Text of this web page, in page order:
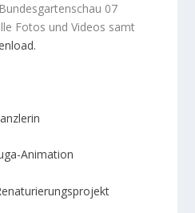
07
Fotos und Videos samt
Animation